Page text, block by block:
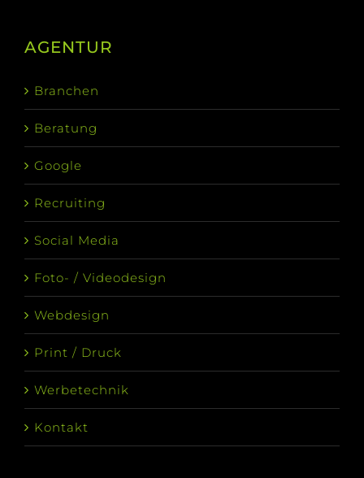
AGENTUR
Branchen
Beratung
Google
Recruiting
Social Media
Foto- / Videodesign
Webdesign
Print / Druck
Werbetechnik
Kontakt